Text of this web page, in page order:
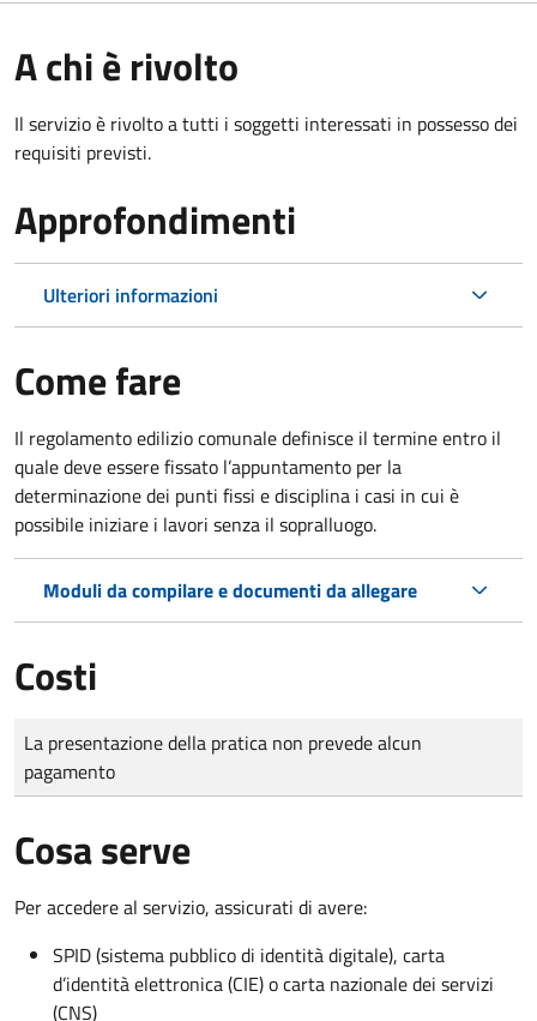
A chi è rivolto
Il servizio è rivolto a tutti i soggetti interessati in possesso dei
requisiti previsti.
Approfondimenti
Ulteriori informazioni
Come fare
Il regolamento edilizio comunale definisce il termine entro il
quale deve essere fissato l’appuntamento per la
determinazione dei punti fissi e disciplina i casi in cui è
possibile iniziare i lavori senza il sopralluogo.
Moduli da compilare e documenti da allegare
Costi
Tipo di pagamento
Importo
La presentazione della pratica non prevede alcun
pagamento
Cosa serve
Per accedere al servizio, assicurati di avere:
SPID (sistema pubblico di identità digitale), carta
d’identità elettronica (CIE) o carta nazionale dei servizi
(CNS)